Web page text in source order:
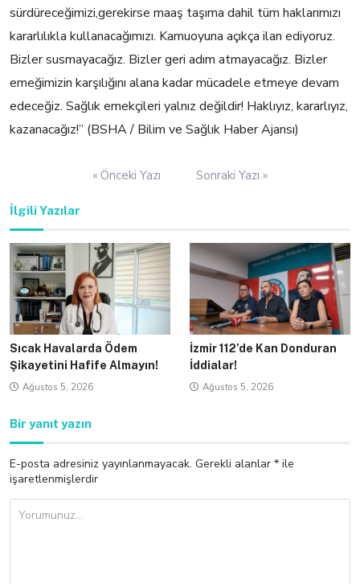
sürdüreceğimizi,gerekirse maaş taşıma dahil tüm haklarımızı
kararlılıkla kullanacağımızı. Kamuoyuna açıkça ilan ediyoruz.
Bizler susmayacağız. Bizler geri adım atmayacağız. Bizler
emeğimizin karşılığını alana kadar mücadele etmeye devam
edeceğiz. Sağlık emekçileri yalnız değildir! Haklıyız, kararlıyız,
kazanacağız!” (BSHA / Bilim ve Sağlık Haber Ajansı)
« Önceki Yazı Sonraki Yazı »
İlgili Yazılar
Sıcak Havalarda Ödem
Şikayetini Hafife Almayın!
Ağustos 5, 2026
İzmir 112’de Kan Donduran
İddialar!
Ağustos 5, 2026
Bir yanıt yazın
E-posta adresiniz yayınlanmayacak. Gerekli alanlar * ile
işaretlenmişlerdir